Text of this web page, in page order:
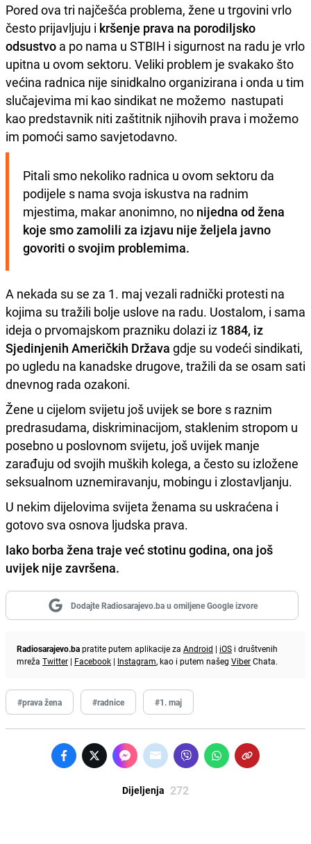
Pored ova tri najčešća problema, žene u trgovini vrlo
često prijavljuju i kršenje prava na porodiljsko
odsustvo a po nama u STBIH i sigurnost na radu je vrlo
upitna u ovom sektoru. Veliki problem je svakako što
većina radnica nije sinidkalno organizirana i onda u tim
slučajevima mi kao sindikat ne možemo nastupati
kao predstavnik niti zaštitnik njihovih prava i možemo
im pomoći samo savjetodavno.
Pitali smo nekoliko radnica u ovom sektoru da
podijele s nama svoja iskustva na radnim
mjestima, makar anonimno, no nijedna od žena
koje smo zamolili za izjavu nije željela javno
govoriti o svojim problemima.
A nekada su se za 1. maj vezali radnički protesti na
kojima su tražili bolje uslove na radu. Uostalom, i sama
ideja o prvomajskom prazniku dolazi iz 1884, iz
Sjedinjenih Američkih Država gdje su vodeći sindikati,
po ugledu na kanadske drugove, tražili da se osam sati
dnevnog rada ozakoni.
Žene u cijelom svijetu još uvijek se bore s raznim
predrasudama, diskriminacijom, staklenim stropom u
posebno u poslovnom svijetu, još uvijek manje
zarađuju od svojih muških kolega, a često su izložene
seksualnom uznemiravanju, mobingu i zlostavljanju.
U nekim dijelovima svijeta ženama su uskraćena i
gotovo sva osnova ljudska prava.
Iako borba žena traje već stotinu godina, ona još
uvijek nije završena.
Dodajte Radiosarajevo.ba u omiljene Google izvore
Radiosarajevo.bapratite putem aplikacije za Android | iOS i društvenih
mreža Twitter | Facebook | Instagram, kao i putem našeg ViberChata.
#prava žena #radnice #1. maj
Dijeljenja 272